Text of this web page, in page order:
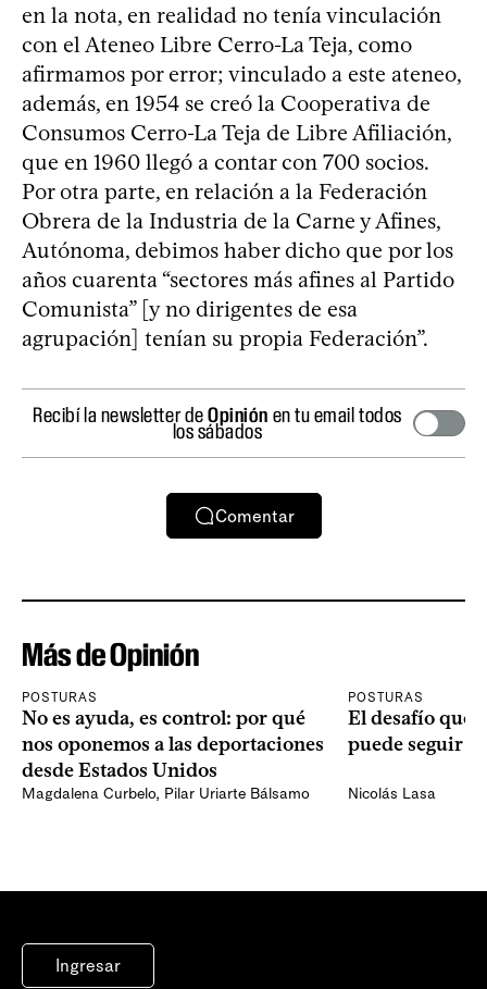
en la nota, en realidad no tenía vinculación
con el Ateneo Libre Cerro-La Teja, como
afirmamos por error; vinculado a este ateneo,
además, en 1954 se creó la Cooperativa de
Consumos Cerro-La Teja de Libre Afiliación,
que en 1960 llegó a contar con 700 socios.
Por otra parte, en relación a la Federación
Obrera de la Industria de la Carne y Afines,
Autónoma, debimos haber dicho que por los
años cuarenta “sectores más afines al Partido
Comunista” [y no dirigentes de esa
agrupación] tenían su propia Federación”.
Recibí la newsletter deOpinión en tu email todos
los sábados
Comentar
Más de Opinión
POSTURAS
No es ayuda, es control: por qué
nos oponemos a las deportaciones
desde Estados Unidos
Magdalena Curbelo, Pilar Uriarte Bálsamo
POSTURAS
El desafío que
puede seguir
Nicolás Lasa
Ingresar